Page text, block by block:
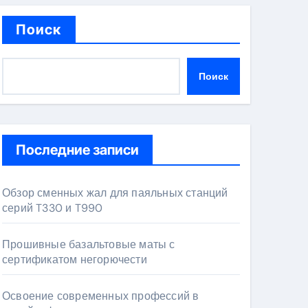
Поиск
Поиск
Последние записи
Обзор сменных жал для паяльных станций
серий T330 и T990
Прошивные базальтовые маты с
сертификатом негорючести
Освоение современных профессий в